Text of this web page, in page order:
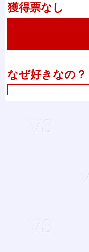
獲得票なし
なぜ好きなの？